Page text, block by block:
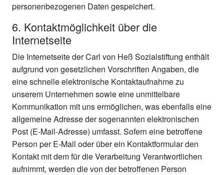
personenbezogenen Daten gespeichert.
6. Kontaktmöglichkeit über die
Internetseite
Die Internetseite der Carl von Heß Sozialstiftung enthält
aufgrund von gesetzlichen Vorschriften Angaben, die
eine schnelle elektronische Kontaktaufnahme zu
unserem Unternehmen sowie eine unmittelbare
Kommunikation mit uns ermöglichen, was ebenfalls eine
allgemeine Adresse der sogenannten elektronischen
Post (E-Mail-Adresse) umfasst. Sofern eine betroffene
Person per E-Mail oder über ein Kontaktformular den
Kontakt mit dem für die Verarbeitung Verantwortlichen
aufnimmt, werden die von der betroffenen Person